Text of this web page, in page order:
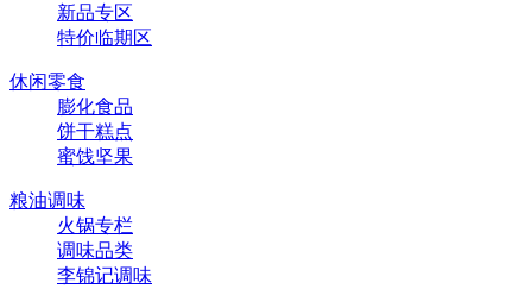
新品专区
特价临期区
休闲零食
膨化食品
饼干糕点
蜜饯坚果
粮油调味
火锅专栏
调味品类
李锦记调味